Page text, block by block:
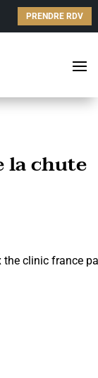
PRENDRE RDV
la chute